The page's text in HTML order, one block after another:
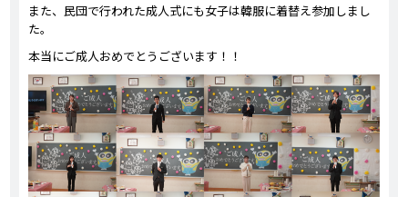
また、民団で行われた成人式にも女子は韓服に着替え参加しまし
た。
本当にご成人おめでとうございます！！